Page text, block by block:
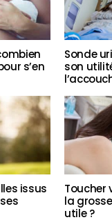
s’en
Sonde
son
issus
Toucher
la
utile ?